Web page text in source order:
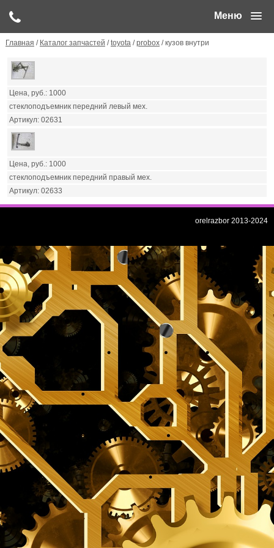
Меню
Главная / Каталог запчастей /toyota/probox/ кузов внутри
1000
стеклоподъемник передний левый мех.
02631
1000
стеклоподъемник передний правый мех.
02633
orelrazbor 2013-2024